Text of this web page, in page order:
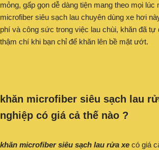
mỏng, gấp gọn dễ dàng tiện mang theo mọi
microfiber siêu sạch lau chuyên dùng xe hơi
phí và công sức trong việc lau chùi, khăn đã
thậm chí khi bạn chỉ để khăn lên bề mặt ướt.
khăn microfiber siêu sạch lau
nghiệp có giá cả thế nào ?
khăn microfiber siêu sạch lau rửa xe có giá